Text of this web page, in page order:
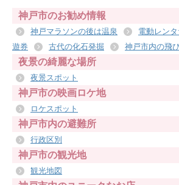
神戸市のお勧め情報
神戸マラソンの後は温泉 電動レン
遊券
古代の化石発掘 神戸市内の飛
夜景の綺麗な場所
夜景スポット
神戸市の映画ロケ地
ロケスポット
神戸市内の避難所
行政区別
神戸市の観光地
観光地図